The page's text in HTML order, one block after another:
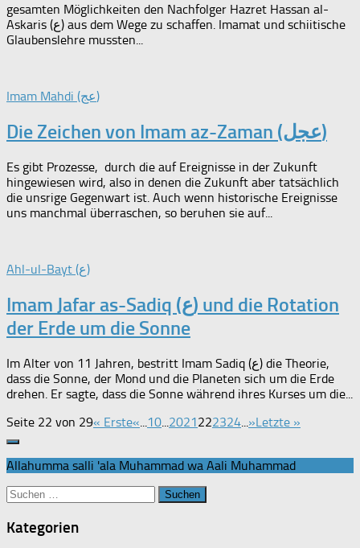
gesamten Möglichkeiten den Nachfolger Hazret Hassan al-
Askaris (ع) aus dem Wege zu schaffen. Imamat und schiitische
Glaubenslehre mussten...
Imam Mahdi (عج)
Die Zeichen von Imam az-Zaman (عجل)
Es gibt Prozesse, durch die auf Ereignisse in der Zukunft
hingewiesen wird, also in denen die Zukunft aber tatsächlich
die unsrige Gegenwart ist. Auch wenn historische Ereignisse
uns manchmal überraschen, so beruhen sie auf...
Ahl-ul-Bayt (ع)
Imam Jafar as-Sadiq (ع) und die Rotation
der Erde um die Sonne
Im Alter von 11 Jahren, bestritt Imam Sadiq (ع) die Theorie,
dass die Sonne, der Mond und die Planeten sich um die Erde
drehen. Er sagte, dass die Sonne während ihres Kurses um die...
Seite 22 von 29« Erste«...10...2021222324...»Letzte »
Allahumma salli 'ala Muhammad wa Aali Muhammad
Suchen
nach:
Kategorien